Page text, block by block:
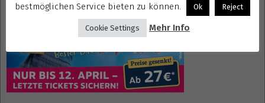
bestmöglichen Service bieten zu können.
Ok Reject
Cookie Settings Mehr Info